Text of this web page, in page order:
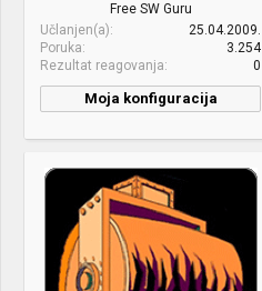
Free SW Guru
Učlanjen(a)
25.04.2009.
Poruka
3.254
Rezultat reagovanja
0
Moja konfiguracija